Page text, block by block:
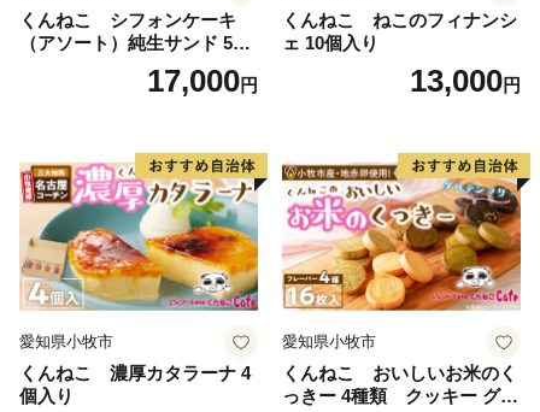
くんねこ シフォンケーキ
（アソート）純生サンド 5個
17,000円
くんねこ ねこのフィナンシ
ェ 10個入り
13,000円
愛知県小牧市
くんねこ 濃厚カタラーナ 4
個入り
愛知県小牧市
くんねこ おいしいお米のく
っきー 4種類 クッキー グル